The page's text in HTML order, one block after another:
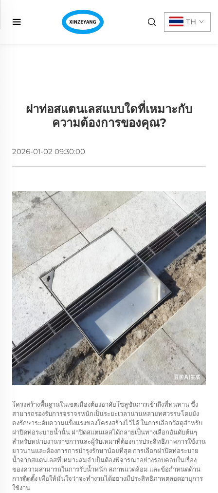
TH
ฝาท่อสแตนเลสแบบใดที่เหมาะกับ
ความต้องการของคุณ?
2026-01-02 09:30:00
โครงสร้างพื้นฐานในเขตเมืองต้องอาศัยโซลูชันการเข้าถึงที่ทนทาน ซึ่ง
สามารถรองรับการจราจรหนักเป็นระยะเวลานานหลายทศวรรษโดยยัง
คงรักษาระดับความแข็งแรงของโครงสร้างไว้ได้ ในการเลือกวัสดุสำหรับ
ฝาปิดท่อระบายน้ำนั้น ฝาปิดสแตนเลสได้กลายเป็นทางเลือกอันดับต้นๆ
สำหรับหน่วยงานราชการและผู้รับเหมาที่ต้องการประสิทธิภาพการใช้งาน
ยาวนานและต้องการการบำรุงรักษาน้อยที่สุด การเลือกฝาปิดท่อระบาย
น้ำจากสแตนเลสที่เหมาะสมจำเป็นต้องพิจารณาอย่างรอบคอบในเรื่อง
ของความสามารถในการรับน้ำหนัก สภาพแวดล้อม และข้อกำหนดด้าน
การติดตั้ง เพื่อให้มั่นใจว่าจะทำงานได้อย่างมีประสิทธิภาพตลอดอายุการ
ใช้งาน